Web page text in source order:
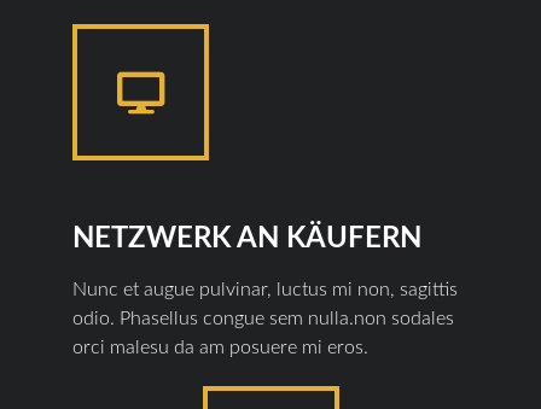
NETZWERK AN KÄUFERN
Nunc et augue pulvinar, luctus mi non, sagittis
odio. Phasellus congue sem nulla.non sodales
orci malesu da am posuere mi eros.